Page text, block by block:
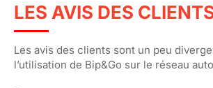
LES AVIS DES
Les avis des clients sont un peu
l’utilisation de Bip&Go sur le réseau